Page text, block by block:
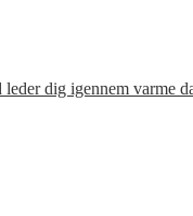
dig igennem varme